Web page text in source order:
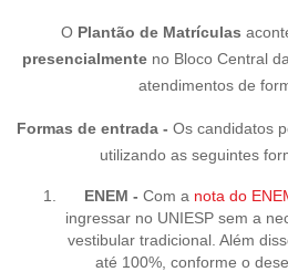
O Plantão de Matrículas
presencialmente no Bloco Central
atendimentos de
Formas de entrada - Os candidatos
utilizando as seguintes
ENEM - Com a nota do
ingressar no UNIESP sem a
vestibular tradicional. Além
até 100%, conforme o